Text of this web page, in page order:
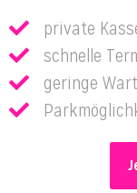
private
schnelle
geringe